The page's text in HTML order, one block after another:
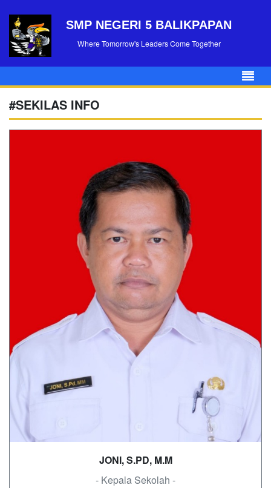
SMP NEGERI 5 BALIKPAPAN
Where Tomorrow's Leaders Come Together
#SEKILAS INFO
JONI, S.PD, M.M
- Kepala Sekolah -